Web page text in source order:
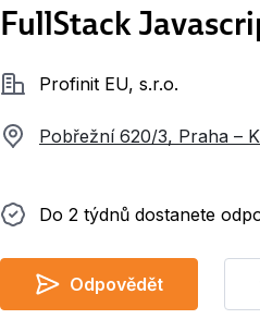
FullStack
SpolečnostProfinit EU, s.r.o.
Pobřežní 620/3, Praha –
Do 2 týdnů dostanete odpověď
Do 2 týdnů dostanete
Odpovědět